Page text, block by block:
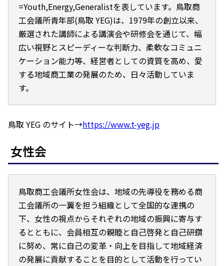
=Youth,Energy,Generalistを表しています。鳥取商
工会議所青年部(鳥取 YEG)は、1979年の創立以来、
厳選された講師による講演会や研修会を通じて、幅
広い視野とスピーディーな判断力、柔軟なコミュニ
ケーション能力等、経営者としての資質を高め、愛
する地域商工業の発展のため、日々活動していま
す。
鳥取 YEG のサイト→https://www.t-yeg.jp
女性会
鳥取商工会議所女性会は、地域の先導役を務める商
工会議所の一翼を担う組織として全国的な連携の
下、女性の視点からそれぞれの地域の振興に寄与す
るとともに、会員相互の親睦と自己啓発と自己研鑽
に努め、常に自己の変革・向上を目指して地域経済
の発展に貢献することを目的として活動を行ってい